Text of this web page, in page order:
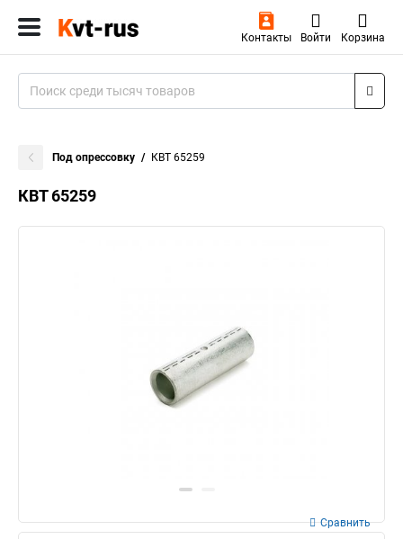
Контакты Войти Корзина
Под опрессовку КВТ 65259
КВТ 65259
Сравнить